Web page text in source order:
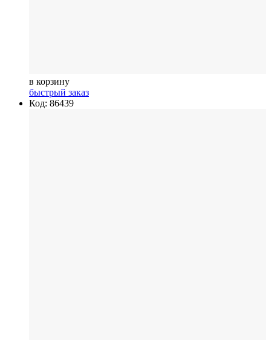
в корзину
быстрый заказ
Код: 86439